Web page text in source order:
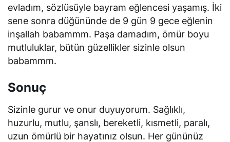
evladım, sözlüsüyle bayram eğlencesi yaşamış. İki
sene sonra düğününde de 9 gün 9 gece eğlenin
inşallah babammm. Paşa damadım, ömür boyu
mutluluklar, bütün güzellikler sizinle olsun
babammm.
Sonuç
Sizinle gurur ve onur duyuyorum. Sağlıklı,
huzurlu, mutlu, şanslı, bereketli, kısmetli, paralı,
uzun ömürlü bir hayatınız olsun. Her gününüz